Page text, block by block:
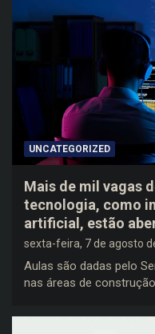
UNCATEGORIZED
Mais de mil vagas
tecnologia, como
artificial, estão
sexta-feira, 7 de agosto
Aulas são dadas pelo
nas áreas de